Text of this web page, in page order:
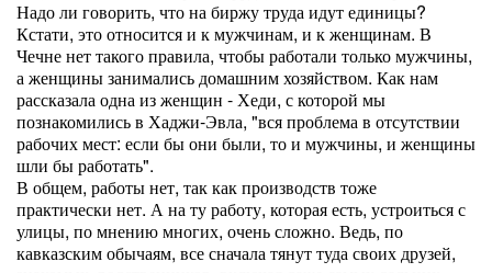
Надо ли говорить, что на биржу труда идут единицы?
Кстати, это относится и к мужчинам, и к женщинам. В
Чечне нет такого правила, чтобы работали только мужчины,
а женщины занимались домашним хозяйством. Как нам
рассказала одна из женщин - Хеди, с которой мы
познакомились в Хаджи-Эвла, "вся проблема в отсутствии
рабочих мест: если бы они были, то и мужчины, и женщины
шли бы работать".
В общем, работы нет, так как производств тоже
практически нет. А на ту работу, которая есть, устроиться с
улицы, по мнению многих, очень сложно. Ведь, по
кавказским обычаям, все сначала тянут туда своих друзей,